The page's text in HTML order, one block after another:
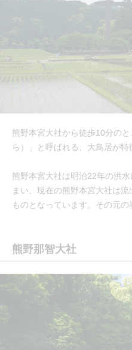
熊野本宮大社から徒歩10分の
ら）」と呼ばれる、大鳥居が特
熊野本宮大社は明治22年の洪
まい、現在の熊野本宮大社は
ものとなっています。その元の
熊野那智大社